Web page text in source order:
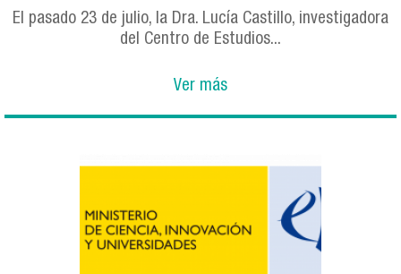
El pasado 23 de julio, la Dra. Lucía Castillo, investigadora
del Centro de Estudios...
Ver más